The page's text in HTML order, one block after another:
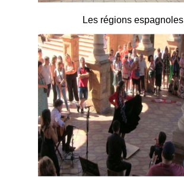
Les régions espagnoles